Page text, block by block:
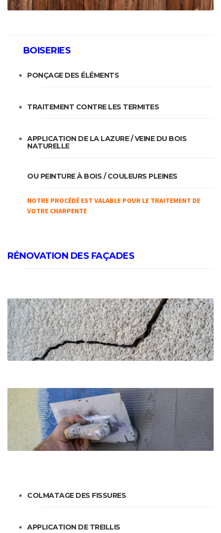
BOISERIES
PONÇAGE DES ÉLÉMENTS
TRAITEMENT CONTRE LES TERMITES
APPLICATION DE LA LAZURE / VEINE DU BOIS
NATURELLE
OU PEINTURE À BOIS / COULEURS PLEINES
NOTRE PROCÉDÉ EST VALABLE POUR LE TRAITEMENT DE
VOTRE CHARPENTE
RÉNOVATION DES FAÇADES
COLMATAGE DES FISSURES
APPLICATION DE TREILLIS